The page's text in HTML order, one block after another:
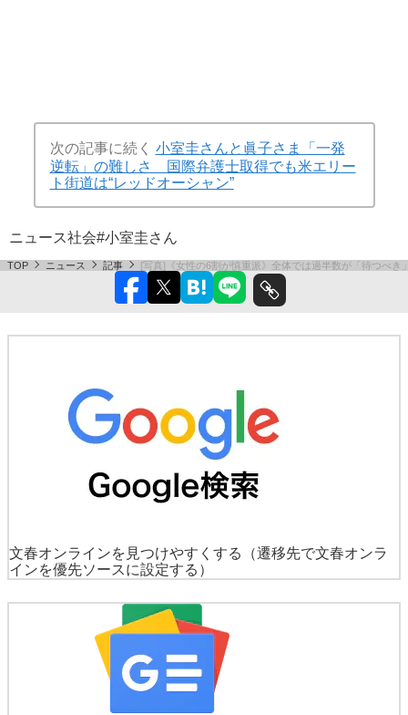
次の記事に続く 小室圭さんと眞子さま「一発
逆転」の難しさ 国際弁護士取得でも米エリー
ト街道は“レッドオーシャン”
ニュース社会#小室圭さん
TOP ニュース 記事 [写真]《女性の6割が慎重派》全体では過半数が「待つべ
文春オンラインを見つけやすくする
（遷移先で文春オンラ
インを優先ソースに設定する）